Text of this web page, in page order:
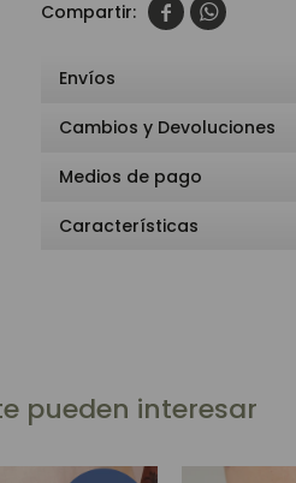
 
Envíos
Cambios y Devoluciones
Medios de pago
Características
pueden interesar